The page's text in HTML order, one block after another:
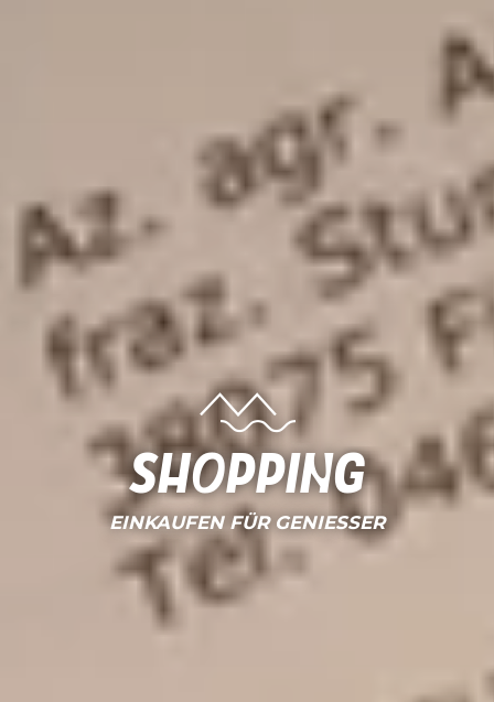
Shopping
EINKAUFEN FÜR GENIESSER